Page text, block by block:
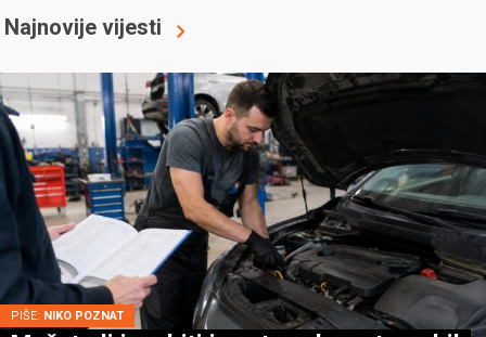
Najnovije vijesti
PIŠE: NIKO POZNAT